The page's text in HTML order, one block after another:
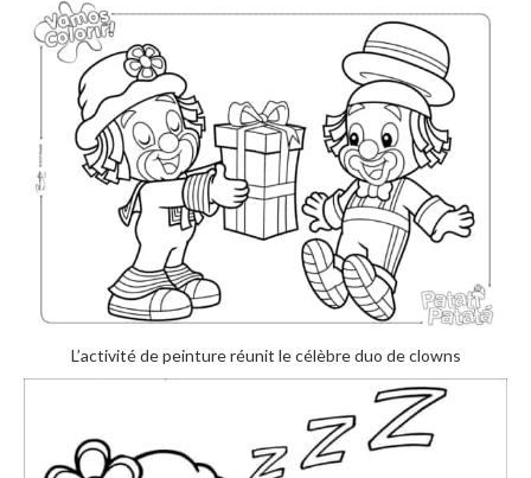
L’activité de peinture réunit le célèbre duo de clowns